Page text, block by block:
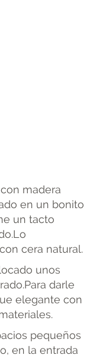
madera
en un bonito
un tacto
cera natural.
unos
darle
elegante con
pequeños
en la entrada